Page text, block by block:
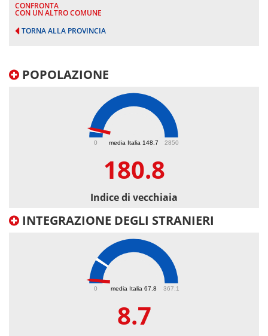
CONFRONTA
CON UN ALTRO COMUNE
TORNA ALLA PROVINCIA
POPOLAZIONE
media Italia 148.7
0 2850
180.8
Indice di vecchiaia
INTEGRAZIONE DEGLI STRANIERI
media Italia 67.8
0 367.1
8.7